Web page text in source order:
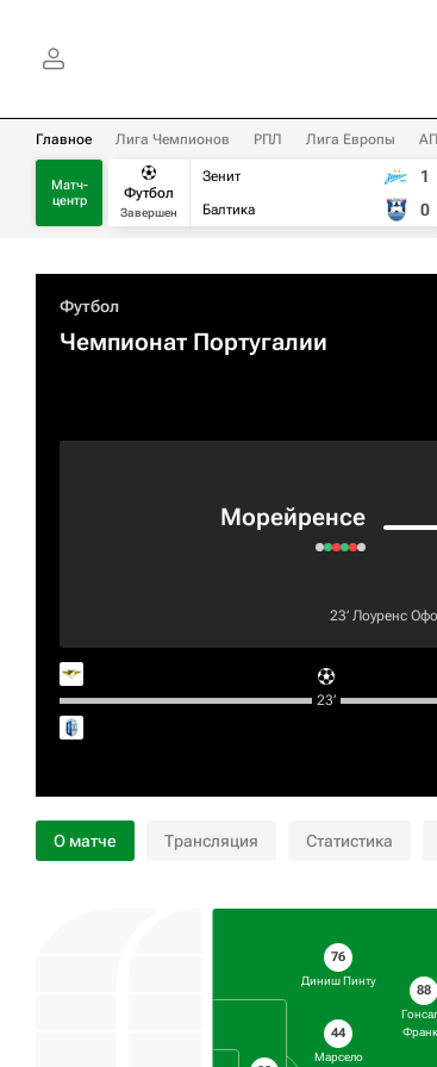
Главное Лига Чемпионов РПЛ Лига Европы
Матч-
центр
Футбол
Завершен
Зенит
Балтика
1
0
Футбол
Чемпионат Португалии
Морейренсе
23‎’‎ Лоуренс
23‎’‎
О матче Трансляция Статистика
76
Диниш Пинту
44
Марсело
88